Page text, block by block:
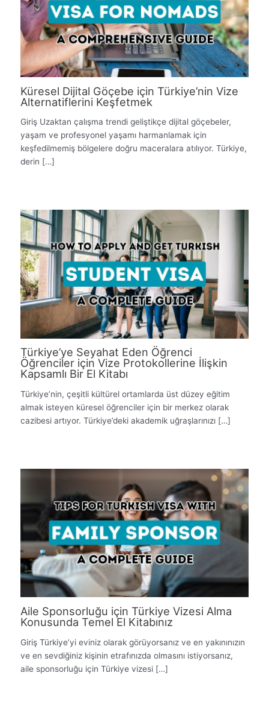
Küresel Dijital Göçebe için Türkiye’nin Vize
Alternatiflerini Keşfetmek
Giriş Uzaktan çalışma trendi geliştikçe dijital göçebeler,
yaşam ve profesyonel yaşamı harmanlamak için
keşfedilmemiş bölgelere doğru maceralara atılıyor. Türkiye,
derin […]
Türkiye’ye Seyahat Eden Öğrenci
Öğrenciler için Vize Protokollerine İlişkin
Kapsamlı Bir El Kitabı
Türkiye’nin, çeşitli kültürel ortamlarda üst düzey eğitim
almak isteyen küresel öğrenciler için bir merkez olarak
cazibesi artıyor. Türkiye’deki akademik uğraşlarınızı […]
Aile Sponsorluğu için Türkiye Vizesi Alma
Konusunda Temel El Kitabınız
Giriş Türkiye’yi eviniz olarak görüyorsanız ve en yakınınızın
ve en sevdiğiniz kişinin etrafınızda olmasını istiyorsanız,
aile sponsorluğu için Türkiye vizesi […]